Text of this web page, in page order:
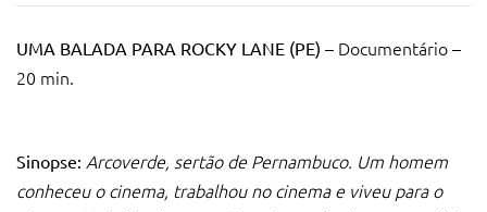
UMA BALADA PARA ROCKY LANE (PE) – Documentário –
20 min.
Sinopse: Arcoverde, sertão de Pernambuco. Um homem
conheceu o cinema, trabalhou no cinema e viveu para o